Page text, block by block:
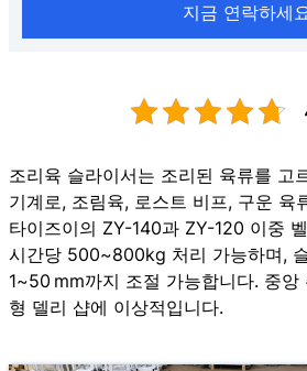
지금 연락하세
조리육 슬라이서는 조리된 육류를 고
기계로, 조림육, 로스트 비프, 구운 육
타이즈이의 ZY-140과 ZY-120 이중
시간당 500~800kg 처리 가능하며,
1~50 mm까지 조절 가능합니다. 중앙
형 델리 샵에 이상적입니다.